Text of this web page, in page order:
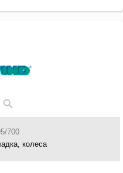
700
колеса